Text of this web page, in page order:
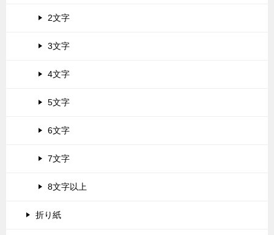
2文字
3文字
4文字
5文字
6文字
7文字
8文字以上
折り紙